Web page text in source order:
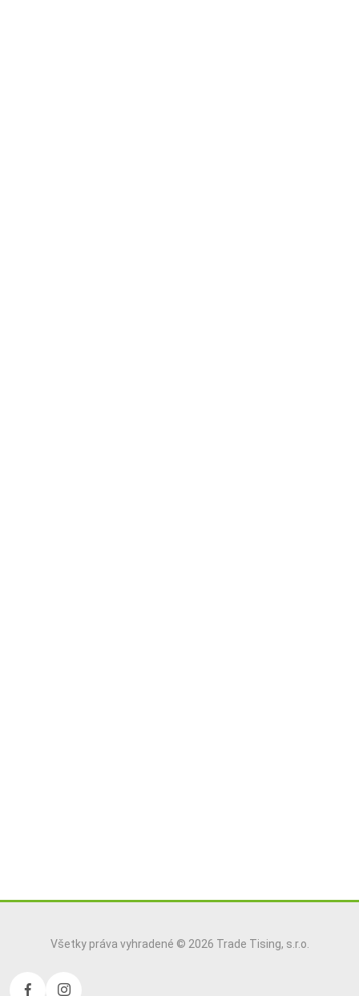
Všetky práva vyhradené © 2026 Trade Tising, s.r.o.